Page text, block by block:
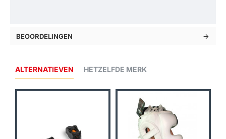
BEOORDELINGEN
ALTERNATIEVEN HETZELFDE MERK